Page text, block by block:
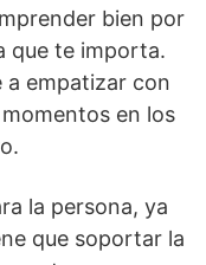
bien por
que te importa.
a empatizar con
en los
la persona, ya
que soportar la